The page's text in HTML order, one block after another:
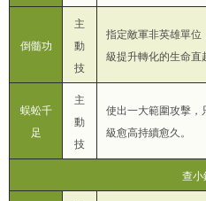
倒髓功
主
動
技
指定敵軍非英雄單位
級提升轉化的生命直
蜈蚣千
足
主
動
技
使出一大範圍攻擊，
級愈高持續愈久。
查小